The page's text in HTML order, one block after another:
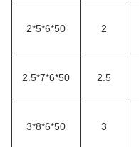
2*5*6*50 2
2.5*7*6*50 2.5
3*8*6*50 3